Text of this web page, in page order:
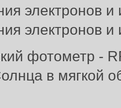
электронов
электронов
фотометр -
в мягкой